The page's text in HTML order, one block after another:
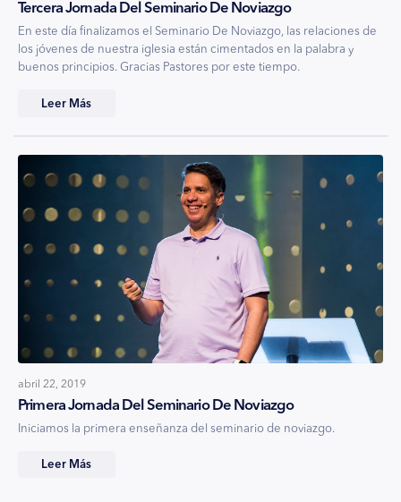
Tercera Jornada Del Seminario De Noviazgo
En este día finalizamos el Seminario De Noviazgo, las relaciones de
los jóvenes de nuestra iglesia están cimentados en la palabra y
buenos principios. Gracias Pastores por este tiempo.
Leer Más
abril 22, 2019
Primera Jornada Del Seminario De Noviazgo
Iniciamos la primera enseñanza del seminario de noviazgo.
Leer Más